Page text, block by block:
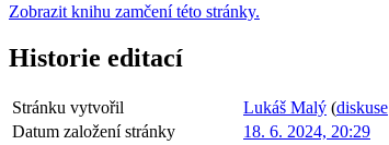
Zobrazit knihu zamčení této stránky.
Historie editací
Stránku vytvořil Lukáš Malý (diskuse
Datum založení stránky
18. 6. 2024, 20:29